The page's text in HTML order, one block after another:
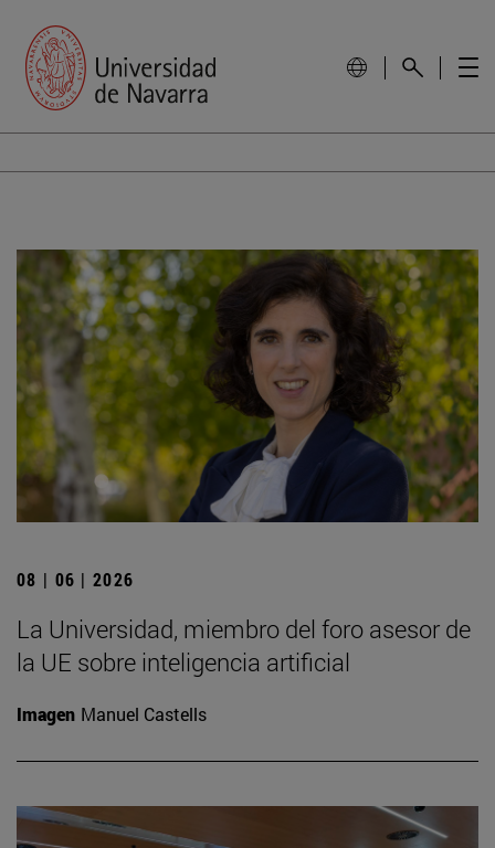
08 | 06 | 2026
La Universidad, miembro del foro asesor de
la UE sobre inteligencia artificial
Imagen Manuel Castells